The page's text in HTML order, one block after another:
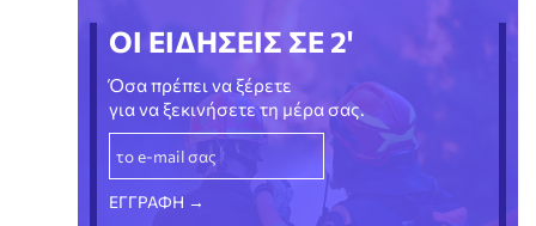
ΟΙ ΕΙΔΗΣΕΙΣ ΣΕ 2'
Όσα πρέπει να ξέρετε
για να ξεκινήσετε τη μέρα σας.